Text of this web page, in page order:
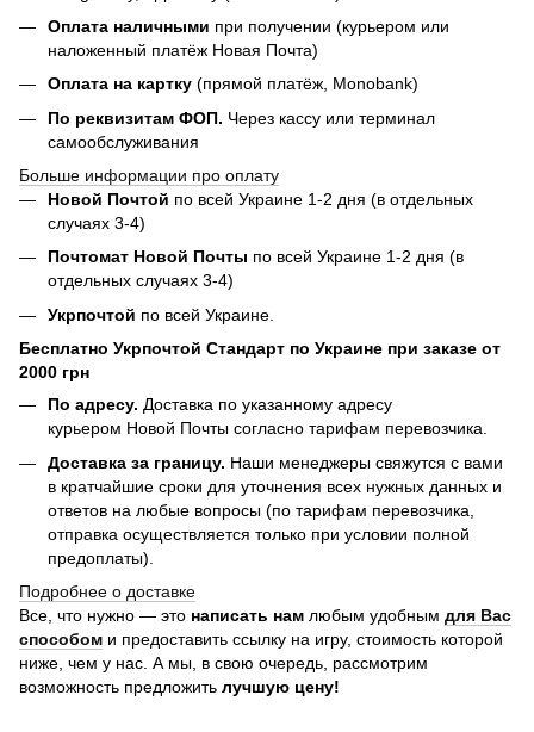
Оплата наличными при получении (курьером или
наложенный платёж Новая Почта)
Оплата на картку (прямой платёж, Monobank)
По реквизитам ФОП. Через кассу или терминал
самообслуживания
Больше информации про оплату
Новой Почтой по всей Украине 1-2 дня (в отдельных
случаях 3-4)
Почтомат Новой Почты по всей Украине 1-2 дня (в
отдельных случаях 3-4)
Укрпочтой по всей Украине.
Бесплатно Укрпочтой Стандарт по Украине при заказе от
2000 грн
По адресу. Доставка по указанному адресу
курьером Новой Почты согласно тарифам перевозчика.
Доставка за границу. Наши менеджеры свяжутся с вами
в кратчайшие сроки для уточнения всех нужных данных и
ответов на любые вопросы (по тарифам перевозчика,
отправка осуществляется только при условии полной
предоплаты).
Подробнее о доставке
Все, что нужно — это написать нам любым удобным для Вас
способом и предоставить ссылку на игру, стоимость которой
ниже, чем у нас. А мы, в свою очередь, рассмотрим
возможность предложить лучшую цену!